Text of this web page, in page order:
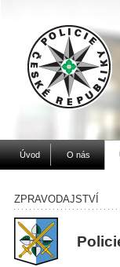
Úvod O nás
ZPRAVODAJSTVÍ